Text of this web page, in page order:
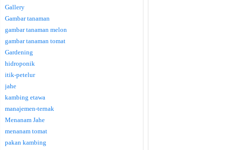
Gallery
Gambar tanaman
gambar tanaman melon
gambar tanaman tomat
Gardening
hidroponik
itik-petelur
jahe
kambing etawa
manajemen-ternak
Menanam Jahe
menanam tomat
pakan kambing